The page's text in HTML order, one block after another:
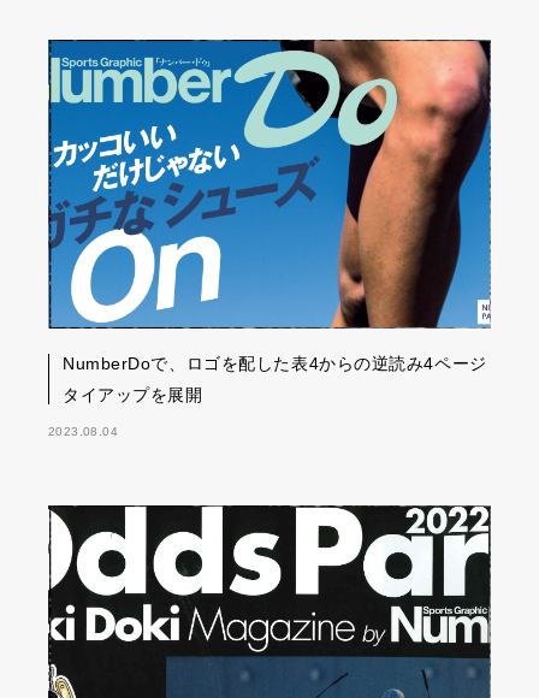
NumberDoで、ロゴを配した表4からの逆読み4ページ
タイアップを展開
2023.08.04